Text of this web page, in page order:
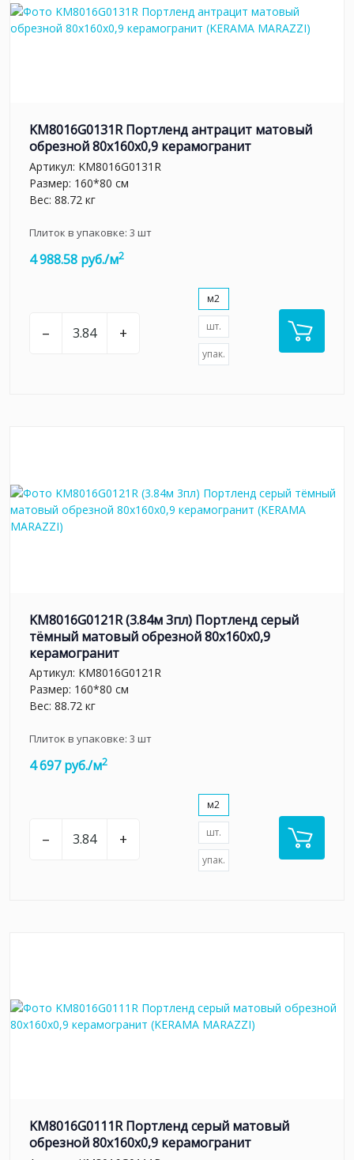
KM8016G0131R Портленд антрацит матовый
обрезной 80x160x0,9 керамогранит
Артикул: KM8016G0131R
Размер: 160*80 см
Вес: 88.72 кг
Плиток в упаковке: 3 шт
4 988.58 руб./м2
– +
м2
шт.
упак.
KM8016G0121R (3.84м 3пл) Портленд серый
тёмный матовый обрезной 80x160x0,9
керамогранит
Артикул: KM8016G0121R
Размер: 160*80 см
Вес: 88.72 кг
Плиток в упаковке: 3 шт
4 697 руб./м2
– +
м2
шт.
упак.
KM8016G0111R Портленд серый матовый
обрезной 80x160x0,9 керамогранит